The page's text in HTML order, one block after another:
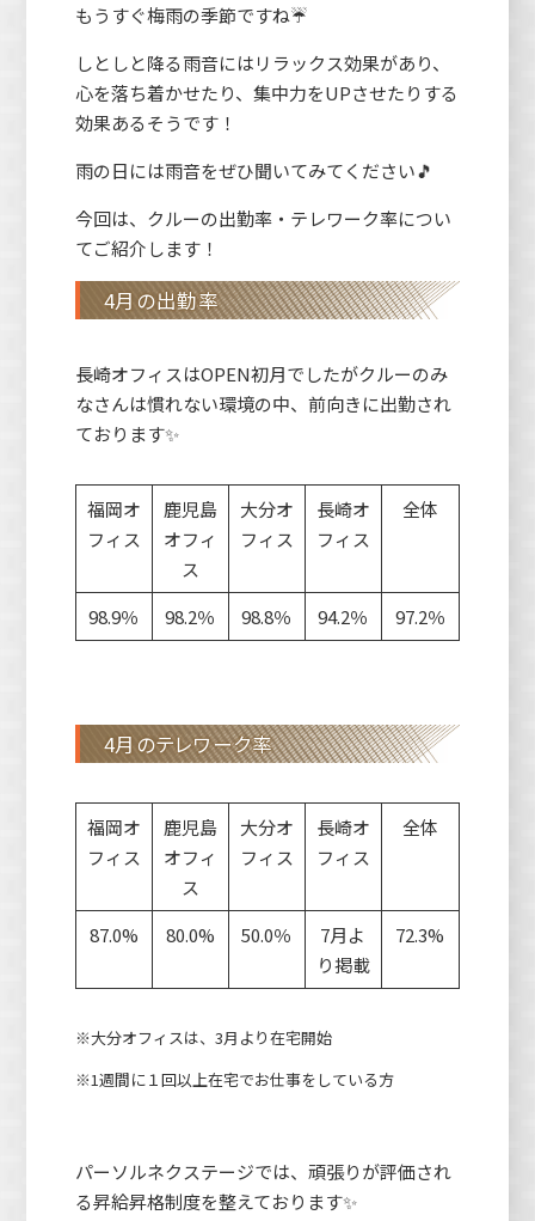
もうすぐ梅雨の季節ですね☔
しとしと降る雨音にはリラックス効果があり、
心を落ち着かせたり、集中力をUPさせたりする
効果あるそうです！
雨の日には雨音をぜひ聞いてみてください🎵
今回は、クルーの出勤率・テレワーク率につい
てご紹介します！
4月の出勤率
長崎オフィスはOPEN初月でしたがクルーのみ
なさんは慣れない環境の中、前向きに出勤され
ております✨
福岡オ
フィス
鹿児島
オフィ
ス
大分オ
フィス
長崎オ
フィス
全体
98.9％ 98.2％ 98.8％ 94.2％ 97.2％
4月のテレワーク率
福岡オ
フィス
鹿児島
オフィ
ス
大分オ
フィス
長崎オ
フィス
全体
87.0% 80.0% 50.0％
7月よ
り掲載
72.3%
※大分オフィスは、3月より在宅開始
※1週間に１回以上在宅でお仕事をしている方
パーソルネクステージでは、頑張りが評価され
る昇給昇格制度を整えております✨